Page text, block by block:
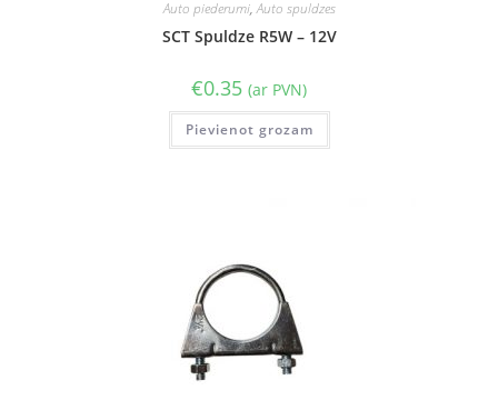
Auto piederumi,Auto spuldzes
SCT Spuldze R5W – 12V
€0.35 (ar PVN)
Pievienot grozam